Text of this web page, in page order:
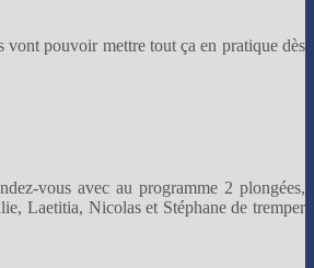
pouvoir mettre tout ça en pratique dès
vous avec au programme 2 plongées,
Laetitia, Nicolas et Stéphane de tremper